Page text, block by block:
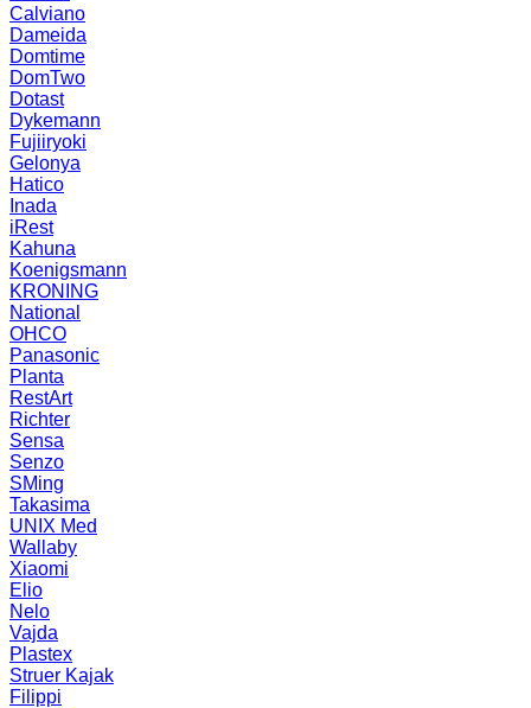
Calviano
Dameida
Domtime
DomTwo
Dotast
Dykemann
Fujiiryoki
Gelonya
Hatico
Inada
iRest
Kahuna
Koenigsmann
KRONING
National
OHCO
Panasonic
Planta
RestArt
Richter
Sensa
Senzo
SMing
Takasima
UNIX Med
Wallaby
Xiaomi
Elio
Nelo
Vajda
Plastex
Struer Kajak
Filippi